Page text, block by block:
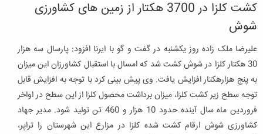
کشت کلزا در 3700 هکتار از زمین های کشاورزی
شوش
علیرضا ملک زاده روز یکشنبه در گفت و گو با ایرنا افزود: پارسال سه هزار
30 هکتار کلزا در شوش کشت شد که امسال با استقبال کشاورزان این میزان
به پنج هزارهکتار افزایش یافت. وی پیش بینی کرد با توجه به افزایش قابل
توجه سطح زیر کشت کلزا، میزان برداشت محصول کلزا از این سطح در اواخر
فروردین ماه سال آینده حدود 10 هزار و 460 تن تولید شود. مدیر جهاد
کشاورزی شوش ارقام کشت شده کلزا در مزارع این شهرستان را تراپر،